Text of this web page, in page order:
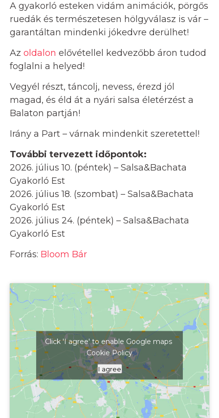
A gyakorló esteken vidám animációk, pörgős
ruedák és természetesen hölgyválasz is vár –
garantáltan mindenki jókedvre derülhet!
Az oldalon elővétellel kedvezőbb áron tudod
foglalni a helyed!
Vegyél részt, táncolj, nevess, érezd jól
magad, és éld át a nyári salsa életérzést a
Balaton partján!
Irány a Part – várnak mindenkit szeretettel!
További tervezett időpontok:
2026. július 10. (péntek) – Salsa&Bachata
Gyakorló Est
2026. július 18. (szombat) – Salsa&Bachata
Gyakorló Est
2026. július 24. (péntek) – Salsa&Bachata
Gyakorló Est
Forrás: Bloom Bár
Kattints ide a térkép megjelenítéséhez
Click 'I agree' to enable Google maps
Cookie Policy
I agree